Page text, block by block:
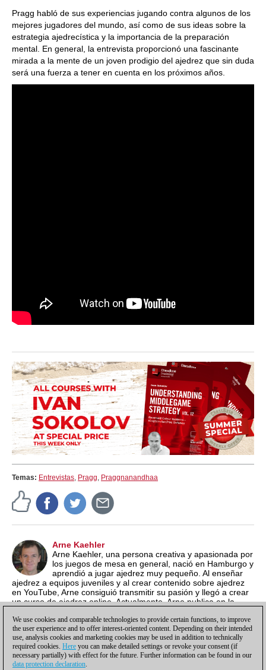
Pragg habló de sus experiencias jugando contra algunos de los
mejores jugadores del mundo, así como de sus ideas sobre la
estrategia ajedrecística y la importancia de la preparación
mental. En general, la entrevista proporcionó una fascinante
mirada a la mente de un joven prodigio del ajedrez que sin duda
será una fuerza a tener en cuenta en los próximos años.
Temas: Entrevistas, Pragg, Praggnanandhaa
Arne Kaehler
Arne Kaehler, una persona creativa y apasionada por
los juegos de mesa en general, nació en Hamburgo y
aprendió a jugar ajedrez muy pequeño. Al enseñar
ajedrez a equipos juveniles y al crear contenido sobre ajedrez
en YouTube, Arne consiguió transmitir su pasión y llegó a crear
un curso de ajedrez online. Actualmente, Arne publica en la
artículos entretenidos y de promoción.
We use cookies and comparable technologies to provide certain functions, to improve
the user experience and to offer interest-oriented content. Depending on their intended
use, analysis cookies and marketing cookies may be used in addition to technically
required cookies. Here you can make detailed settings or revoke your consent (if
necessary partially) with effect for the future. Further information can be found in our
data protection declaration.